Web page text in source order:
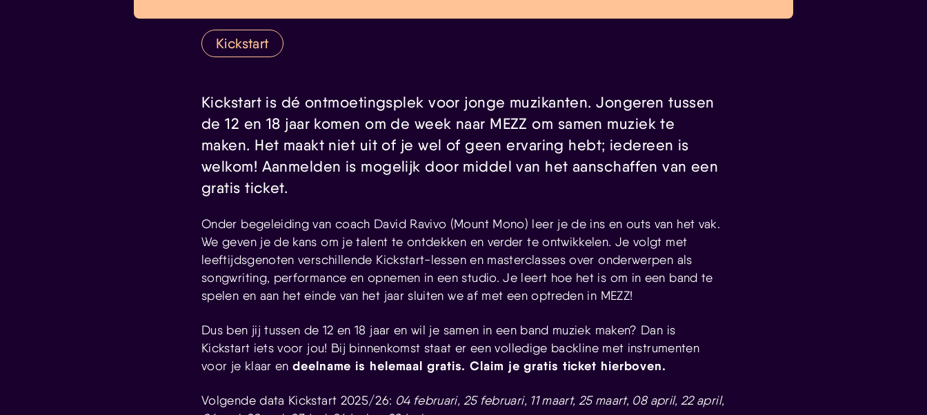
Kickstart
Kickstart is dé ontmoetingsplek voor jonge muzikanten. Jongeren tussen
de 12 en 18 jaar komen om de week naar MEZZ om samen muziek te
maken. Het maakt niet uit of je wel of geen ervaring hebt; iedereen is
welkom! Aanmelden is mogelijk door middel van het aanschaffen van een
gratis ticket.
Onder begeleiding van coach David Ravivo (Mount Mono) leer je de ins en outs van het vak.
We geven je de kans om je talent te ontdekken en verder te ontwikkelen. Je volgt met
leeftijdsgenoten verschillende Kickstart-lessen en masterclasses over onderwerpen als
songwriting, performance en opnemen in een studio. Je leert hoe het is om in een band te
spelen en aan het einde van het jaar sluiten we af met een optreden in MEZZ!
Dus ben jij tussen de 12 en 18 jaar en wil je samen in een band muziek maken? Dan is
Kickstart iets voor jou! Bij binnenkomst staat er een volledige backline met instrumenten
voor je klaar endeelname is helemaal gratis. Claim je gratis ticket hierboven.
Volgende data Kickstart 2025/26: 04 februari, 25 februari, 11 maart, 25 maart, 08 april, 22 april,